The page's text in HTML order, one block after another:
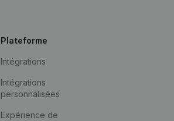
Plateforme
Intégrations
Intégrations
personnalisées
Expérience de